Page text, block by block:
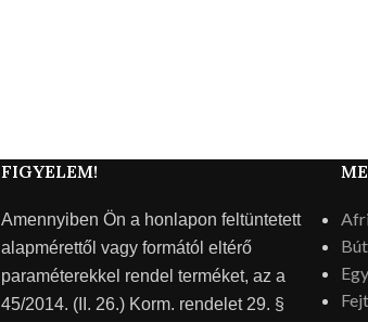
FIGYELEM!
Amennyiben Ön a honlapon feltüntetett
alapmérettől vagy formától eltérő
paraméterekkel rendel terméket, az a
45/2014. (II. 26.) Korm. rendelet 29. §